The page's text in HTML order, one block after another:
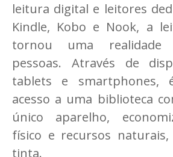
leitura digital e leitores
Kindle, Kobo e Nook, a
tornou uma realidade
pessoas. Através de
tablets e smartphones,
acesso a uma biblioteca
único aparelho,
físico e recursos
tinta.